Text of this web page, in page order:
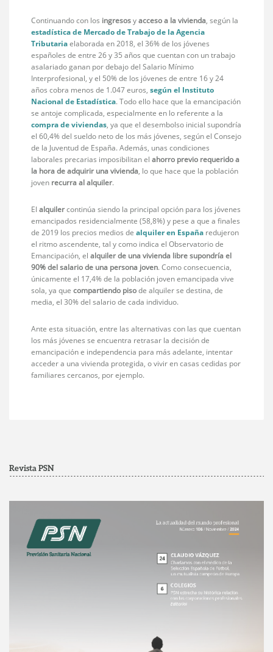
Continuando con los ingresosyacceso a la vivienda, según la
estadística de Mercado de Trabajo de la Agencia
Tributariaelaborada en 2018, el 36% de los jóvenes
españoles de entre 26 y 35 años que cuentan con un trabajo
asalariado ganan por debajo del Salario Mínimo
Interprofesional, y el 50% de los jóvenes de entre 16 y 24
años cobra menos de 1.047 euros,según el Instituto
Nacional de Estadística. Todo ello hace que la emancipación
se antoje complicada, especialmente en lo referente a la
compra de viviendas, ya que el desembolso inicial supondría
el 60,4% del sueldo neto de los más jóvenes, según el Consejo
de la Juventud de España. Además, unas condiciones
laborales precarias imposibilitan elahorro previo requerido a
la hora de adquirir una vivienda, lo que hace que la población
joven recurra al alquiler.
Elalquilercontinúa siendo la principal opción para los jóvenes
emancipados residencialmente (58,8%) y pese a que a finales
de 2019 los precios medios dealquiler en España redujeron
el ritmo ascendente, tal y como indica el Observatorio de
Emancipación, elalquiler de una vivienda libre supondría el
90% del salario de una persona joven. Como consecuencia,
únicamente el 17,4% de la población joven emancipada vive
sola, ya quecompartiendo pisode alquiler se destina, de
media, el 30% del salario de cada individuo.
Ante esta situación, entre las alternativas con las que cuentan
los más jóvenes se encuentra retrasar la decisión de
emancipación e independencia para más adelante, intentar
acceder a una vivienda protegida, o vivir en casas cedidas por
familiares cercanos, por ejemplo.
Revista PSN